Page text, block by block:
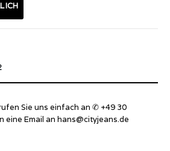
ICH
Sie uns einfach an ✆ +49 30
eine Email an hans@cityjeans.de